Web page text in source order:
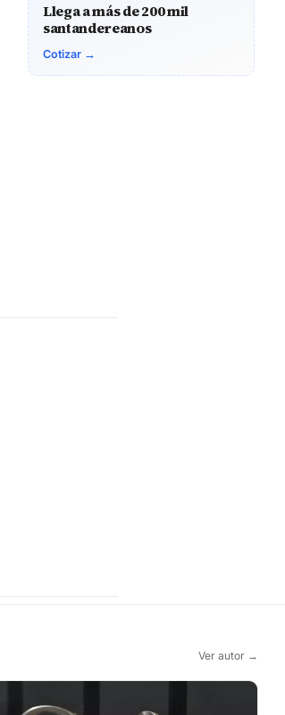
Llega a más de 200 mil
santandereanos
Cotizar →
Ver autor →